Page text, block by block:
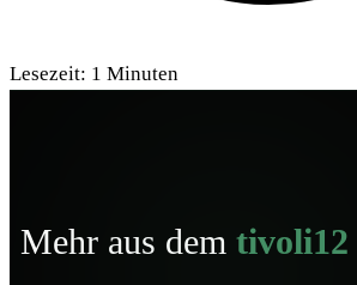
Lesezeit: 1 Minuten
Mehr aus dem tivoli12